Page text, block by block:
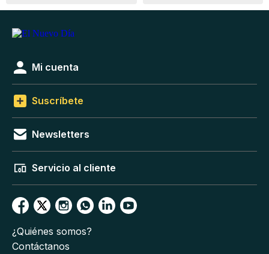
Mi cuenta
Suscríbete
Newsletters
Servicio al cliente
¿Quiénes somos?
Contáctanos